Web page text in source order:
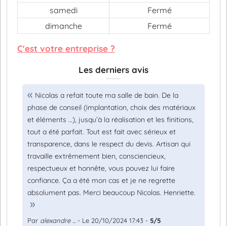
samedi
Fermé
dimanche
Fermé
C'est votre entreprise ?
Les derniers avis
Nicolas a refait toute ma salle de bain. De la
phase de conseil (implantation, choix des matériaux
et éléments …), jusqu’à la réalisation et les finitions,
tout a été parfait. Tout est fait avec sérieux et
transparence, dans le respect du devis. Artisan qui
travaille extrêmement bien, consciencieux,
respectueux et honnête, vous pouvez lui faire
confiance. Ça a été mon cas et je ne regrette
absolument pas. Merci beaucoup Nicolas. Henriette.
Par alexandre ... - Le 20/10/2024 17:43 - 5/5